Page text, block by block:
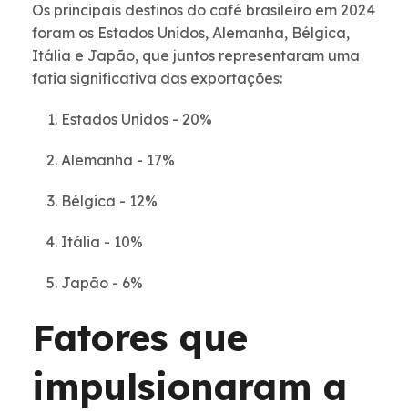
Os principais destinos do café brasileiro em 2024
foram os Estados Unidos, Alemanha, Bélgica,
Itália e Japão, que juntos representaram uma
fatia significativa das exportações:
Estados Unidos - 20%
Alemanha - 17%
Bélgica - 12%
Itália - 10%
Japão - 6%
Fatores que
impulsionaram a